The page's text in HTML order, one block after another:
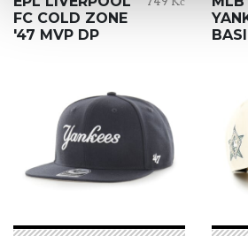
FC COLD ZONE
'47 MVP DP